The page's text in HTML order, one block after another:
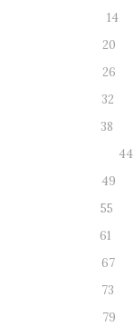
14
20
26
32
38
44
49
55
61
67
73
79